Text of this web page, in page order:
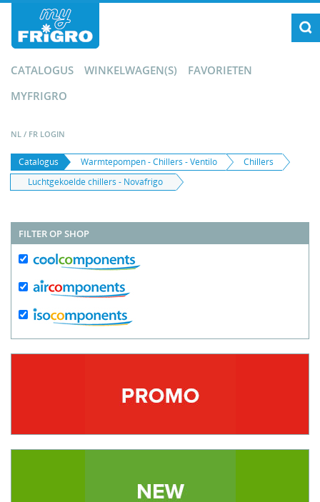
CATALOGUS WINKELWAGEN(S)
FAVORIETEN
MYFRIGRO
NL / FR LOGIN
Catalogus Warmtepompen - Chillers - Ventilo
Chillers
Luchtgekoelde chillers - Novafrigo
FILTER OP SHOP